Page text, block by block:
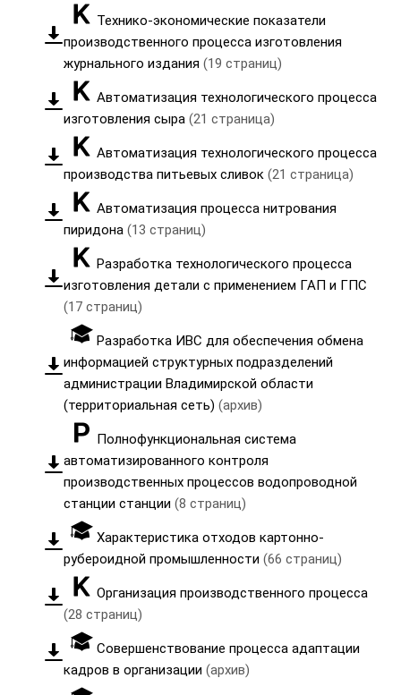
Технико-экономические показатели
производственного процесса изготовления
журнального издания (19 страниц)
Автоматизация технологического процесса
изготовления сыра (21 страница)
Автоматизация технологического процесса
производства питьевых сливок (21 страница)
Автоматизация процесса нитрования
пиридона (13 страниц)
Разработка технологического процесса
изготовления детали с применением ГАП и ГПС
(17 страниц)
Разработка ИВС для обеспечения обмена
информацией структурных подразделений
администрации Владимирской области
(территориальная сеть) (архив)
Полнофункциональная система
автоматизированного контроля
производственных процессов водопроводной
станции станции (8 страниц)
Характеристика отходов картонно-
рубероидной промышленности (66 страниц)
Организация производственного процесса
(28 страниц)
Совершенствование процесса адаптации
кадров в организации (архив)